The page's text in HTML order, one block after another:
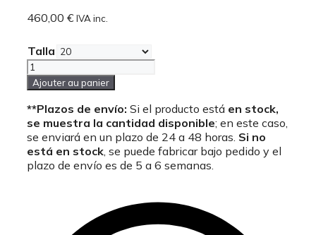
460,00 € IVA inc.
Talla
quantité
de
Bague
de
fiancaille
pour
homme
avec
Ajouter au panier
**Plazos de envío: Si el producto está en stock,
se muestra la cantidad disponible; en este caso,
se enviará en un plazo de 24 a 48 horas. Si no
está en stock , se puede fabricar bajo pedido y el
plazo de envío es de 5 a 6 semanas.